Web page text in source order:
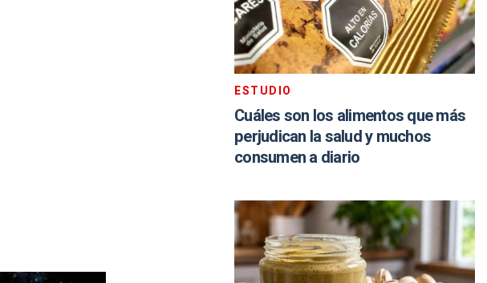
ESTUDIO
Cuáles son los alimentos que más
perjudican la salud y muchos
consumen a diario